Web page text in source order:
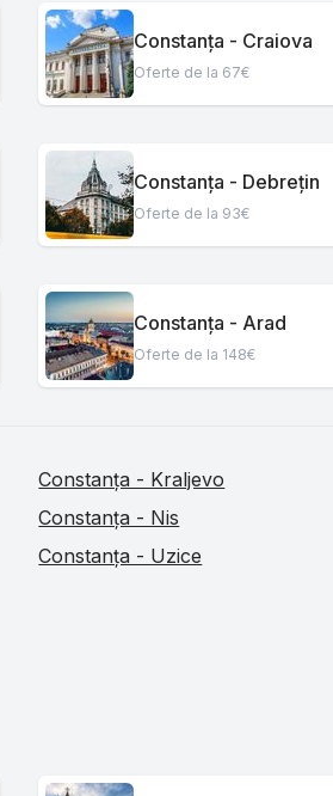
Constanța - Craiova
Oferte de la 67€
Constanța - Debrețin
Oferte de la 93€
Constanța - Arad
Oferte de la 148€
Constanța - Kraljevo
Constanța - Nis
Constanța - Uzice